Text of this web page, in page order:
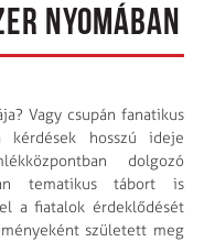
NYOMÁBAN
Vagy csupán fanatikus
hosszú ideje
dolgozó
tematikus tábort is
a fiatalok érdeklődését
született meg